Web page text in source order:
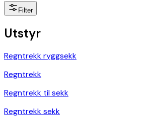
Filter
Utstyr
Regntrekk ryggsekk
Regntrekk
Regntrekk til sekk
Regntrekk sekk